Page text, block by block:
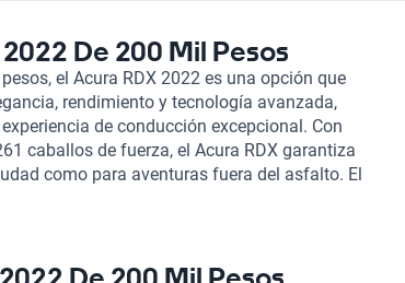
De 200 Mil Pesos
el Acura RDX 2022 es una opción que
rendimiento y tecnología avanzada,
de conducción excepcional. Con
caballos de fuerza, el Acura RDX garantiza
como para aventuras fuera del asfalto. El
de alta calidad, como los asientos de
con ocho airbags y un sistema de sensores